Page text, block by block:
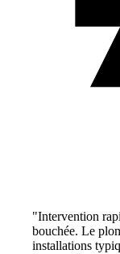
"Intervention
bouchée. Le
installations